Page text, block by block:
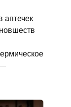
аптечек